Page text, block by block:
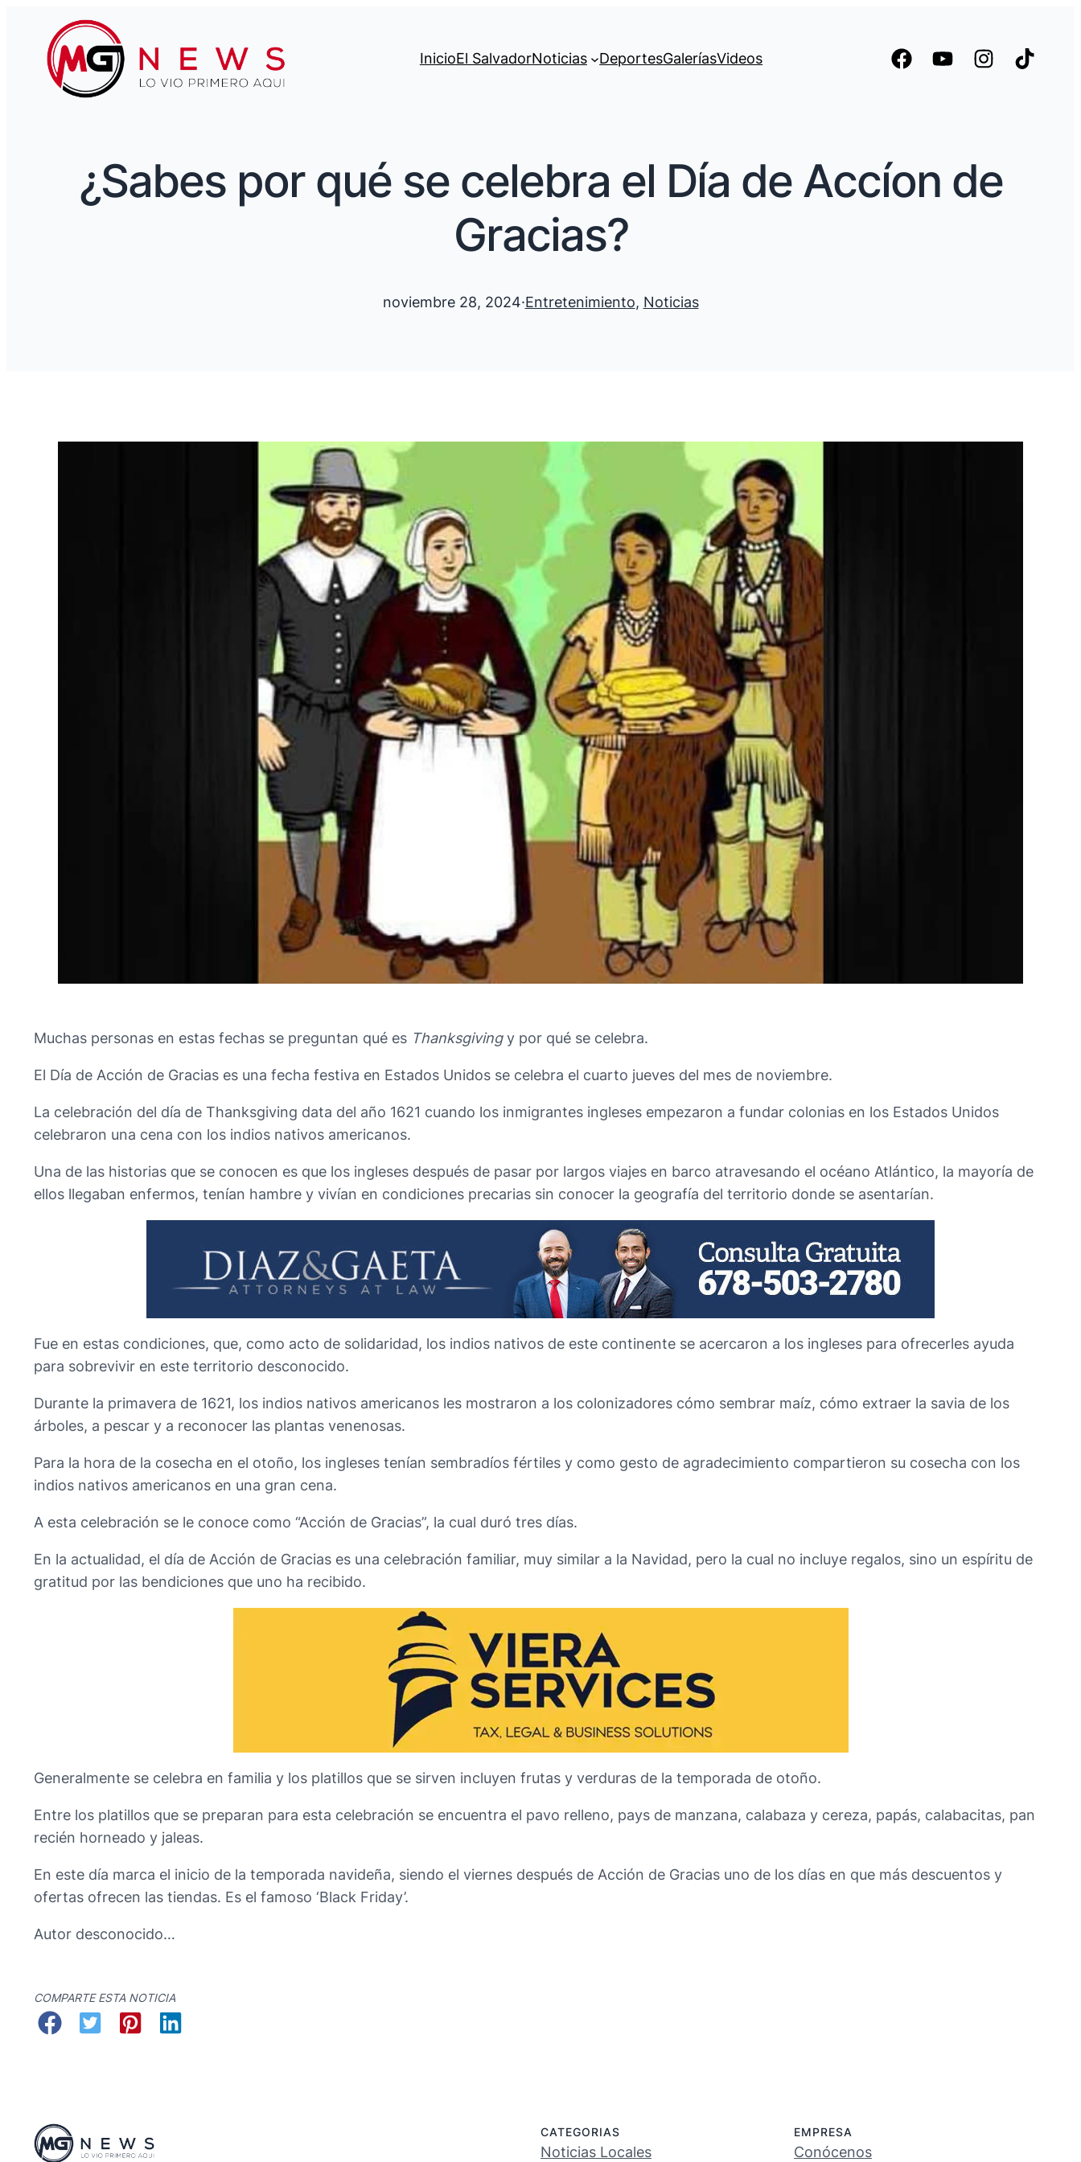
InicioEl SalvadorNoticias DeportesGaleríasVideos
¿Sabes por qué se celebra el Día de Accíon de
Gracias?
noviembre 28, 2024·Entretenimiento, Noticias
Muchas personas en estas fechas se preguntan qué es Thanksgivingy por qué se celebra.
El Día de Acción de Gracias es una fecha festiva en Estados Unidos se celebra el cuarto jueves del mes de noviembre.
La celebración del día de Thanksgiving data del año 1621 cuando los inmigrantes ingleses empezaron a fundar colonias en los Estados Unidos
celebraron una cena con los indios nativos americanos.
Una de las historias que se conocen es que los ingleses después de pasar por largos viajes en barco atravesando el océano Atlántico, la mayoría de
ellos llegaban enfermos, tenían hambre y vivían en condiciones precarias sin conocer la geografía del territorio donde se asentarían.
Fue en estas condiciones, que, como acto de solidaridad, los indios nativos de este continente se acercaron a los ingleses para ofrecerles ayuda
para sobrevivir en este territorio desconocido.
Durante la primavera de 1621, los indios nativos americanos les mostraron a los colonizadores cómo sembrar maíz, cómo extraer la savia de los
árboles, a pescar y a reconocer las plantas venenosas.
Para la hora de la cosecha en el otoño, los ingleses tenían sembradíos fértiles y como gesto de agradecimiento compartieron su cosecha con los
indios nativos americanos en una gran cena.
A esta celebración se le conoce como “Acción de Gracias”, la cual duró tres días.
En la actualidad, el día de Acción de Gracias es una celebración familiar, muy similar a la Navidad, pero la cual no incluye regalos, sino un espíritu de
gratitud por las bendiciones que uno ha recibido.
Generalmente se celebra en familia y los platillos que se sirven incluyen frutas y verduras de la temporada de otoño.
Entre los platillos que se preparan para esta celebración se encuentra el pavo relleno, pays de manzana, calabaza y cereza, papás, calabacitas, pan
recién horneado y jaleas.
En este día marca el inicio de la temporada navideña, siendo el viernes después de Acción de Gracias uno de los días en que más descuentos y
ofertas ofrecen las tiendas. Es el famoso ‘Black Friday’.
Autor desconocido…
COMPARTE ESTA NOTICIA
CATEGORIAS
Noticias Locales
EMPRESA
Conócenos